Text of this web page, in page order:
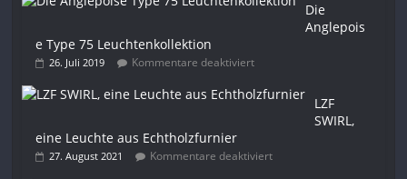
Die
Anglepois
e Type 75 Leuchtenkollektion
26. Juli 2019 Kommentare deaktiviert
LZF
SWIRL,
eine Leuchte aus Echtholzfurnier
27. August 2021 Kommentare deaktiviert